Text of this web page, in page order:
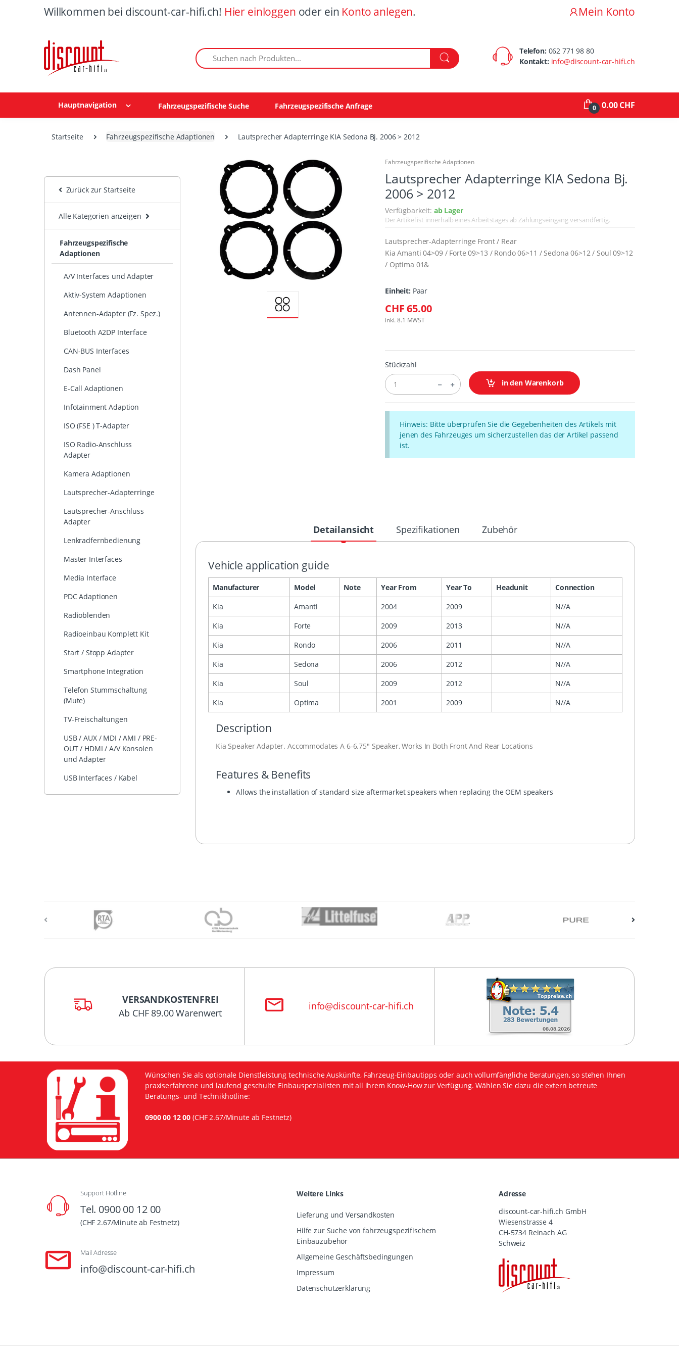
Willkommen bei discount-car-hifi.ch! Hier einloggen oder ein Konto anlegen. Mein Konto
Suchen nach Produkten: Telefon: 062 771 98 80
Kontakt: info@discount-car-hifi.ch
Hauptnavigation Fahrzeugspezifische Suche Fahrzeugspezifische Anfrage 0 0.00 CHF
Startseite Fahrzeugspezifische Adaptionen Lautsprecher Adapterringe KIA Sedona Bj. 2006 > 2012
Zurück zur Startseite
Alle Kategorien anzeigen
Fahrzeugspezifische
Adaptionen
A/V Interfaces und Adapter
Aktiv-System Adaptionen
Antennen-Adapter (Fz. Spez.)
Bluetooth A2DP Interface
CAN-BUS Interfaces
Dash Panel
E-Call Adaptionen
Infotainment Adaption
ISO (FSE ) T-Adapter
ISO Radio-Anschluss
Adapter
Kamera Adaptionen
Lautsprecher-Adapterringe
Lautsprecher-Anschluss
Adapter
Lenkradfernbedienung
Master Interfaces
Media Interface
PDC Adaptionen
Radioblenden
Radioeinbau Komplett Kit
Start / Stopp Adapter
Smartphone Integration
Telefon Stummschaltung
(Mute)
TV-Freischaltungen
USB / AUX / MDI / AMI / PRE-
OUT / HDMI / A/V Konsolen
und Adapter
USB Interfaces / Kabel
Fahrzeugspezifische Adaptionen
Lautsprecher Adapterringe KIA Sedona Bj.
2006 > 2012
Verfügbarkeit: ab Lager
Der Artikel ist innerhalb eines Arbeitstages ab Zahlungseingang versandfertig.
Lautsprecher-Adapterringe Front / Rear
Kia Amanti 04>09 / Forte 09>13 / Rondo 06>11 / Sedona 06>12 / Soul 09>12
/ Optima 01&
Einheit: Paar
CHF 65.00
inkl. 8.1 MWST
Stückzahl
in den Warenkorb
Hinweis: Bitte überprüfen Sie die Gegebenheiten des Artikels mit
jenen des Fahrzeuges um sicherzustellen das der Artikel passend
ist.
Detailansicht Spezifikationen Zubehör
Vehicle application guide
Manufacturer Model Note Year From Year To Headunit
Connection
Kia
Amanti 2004 2009
N//A
Kia
Forte 2009 2013
N//A
Kia
Rondo 2006 2011
N//A
Kia
Sedona 2006 2012
N//A
Kia
Soul 2009 2012
N//A
Kia
Optima 2001 2009 N//A
Description
Kia Speaker Adapter. Accommodates A 6-6.75" Speaker, Works In Both Front And Rear Locations
Features & Benefits
Allows the installation of standard size aftermarket speakers when replacing the OEM speakers
VERSANDKOSTENFREI
Ab CHF 89.00 Warenwert
info@discount-car-hifi.ch
Wünschen Sie als optionale Dienstleistung technische Auskünfte, Fahrzeug-Einbautipps oder auch vollumfängliche Beratungen, so stehen Ihnen
praxiserfahrene und laufend geschulte Einbauspezialisten mit all ihrem Know-How zur Verfügung. Wählen Sie dazu die extern betreute
Beratungs- und Technikhotline:
0900 00 12 00 (CHF 2.67/Minute ab Festnetz)
Support Hotline
Tel. 0900 00 12 00
(CHF 2.67/Minute ab Festnetz)
Mail Adresse
info@discount-car-hifi.ch
Weitere Links
Lieferung und Versandkosten
Hilfe zur Suche von fahrzeugspezifischem
Einbauzubehör
Allgemeine Geschäftsbedingungen
Impressum
Datenschutzerklärung
Adresse
discount-car-hifi.ch GmbH
Wiesenstrasse 4
CH-5734 Reinach AG
Schweiz